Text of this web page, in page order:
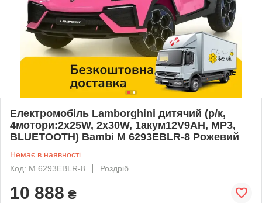
Електромобіль Lamborghini дитячий (р/к,
4мотори:2х25W, 2х30W, 1акум12V9AH, MP3,
BLUETOOTH) Bambi M 6293EBLR-8 Рожевий
Немає в наявності
Код: M 6293EBLR-8
Роздріб
10 888 ₴